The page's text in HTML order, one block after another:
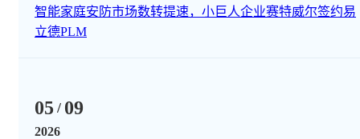
智能家庭安防市场数转提速，小巨人企业赛特威尔签约易
立德PLM
05 / 09
2026